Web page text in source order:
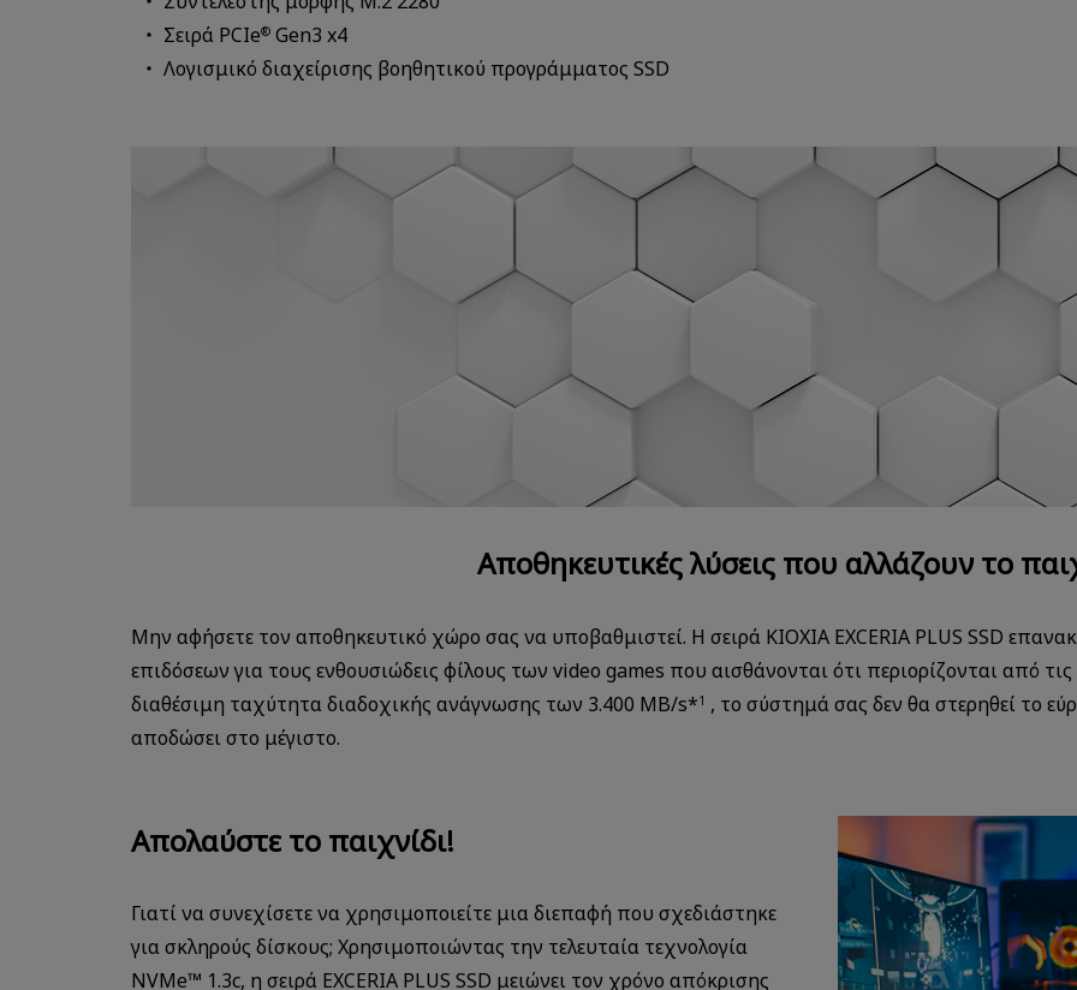
Σειρά PCIe® Gen3 x4
Λογισμικό διαχείρισης βοηθητικού προγράμματος SSD
Αποθηκευτικές λύσεις που αλλάζουν το
Μην αφήσετε τον αποθηκευτικό χώρο σας να υποβαθμιστεί. Η σειρά KIOXIA EXCERIA PLUS SSD
επιδόσεων για τους ενθουσιώδεις φίλους των video games που αισθάνονται ότι περιορίζονται από
διαθέσιμη ταχύτητα διαδοχικής ανάγνωσης των 3.400 MB/s*1 , το σύστημά σας δεν θα στερηθεί το
αποδώσει στο μέγιστο.
Απολαύστε το παιχνίδι!
Γιατί να συνεχίσετε να χρησιμοποιείτε μια διεπαφή που σχεδιάστηκε
για σκληρούς δίσκους; Χρησιμοποιώντας την τελευταία τεχνολογία
NVMe™ 1.3c, η σειρά EXCERIA PLUS SSD μειώνει τον χρόνο απόκρισης